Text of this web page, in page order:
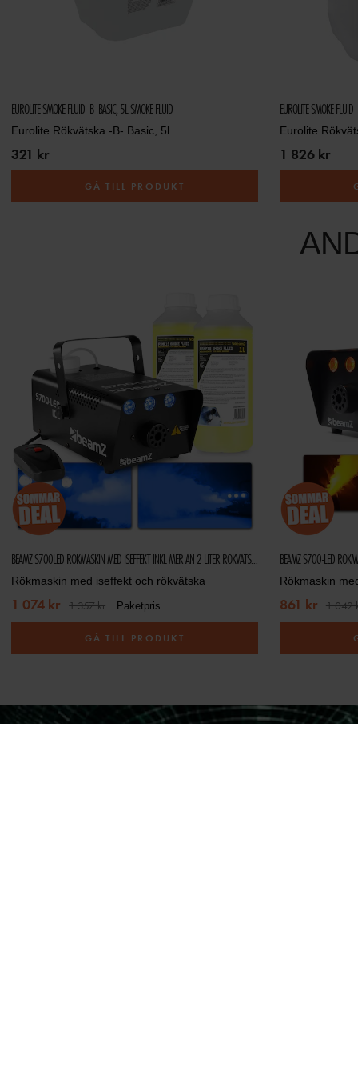
EUROLITE SMOKE FLUID -B- BASIC, 5L SMOKE FLUID
Eurolite Rökvätska -B- Basic, 5l
321 kr
GÅ TILL PRODUKT
EUROLITE SMOKE
Eurolite
1 826 kr
BEAMZ S700LED RÖKMASKIN MED ISEFFEKT INKL MER ÄN 2 LITER RÖKVÄTSKA
Rökmaskin med iseffekt och rökvätska
1 074 kr 1 357 kr Paketpris
GÅ TILL PRODUKT
BEAMZ S700-LED
Rökmaskin
861 kr 1 042